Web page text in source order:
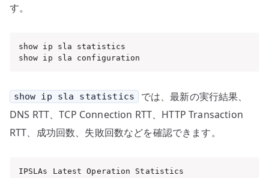
す。
show ip sla statistics
show ip sla configuration
show ip sla statistics
では、最新の実行結果、
DNS RTT、TCP Connection RTT、HTTP Transaction
RTT、成功回数、失敗回数などを確認できます。
IPSLAs Latest Operation Statistics